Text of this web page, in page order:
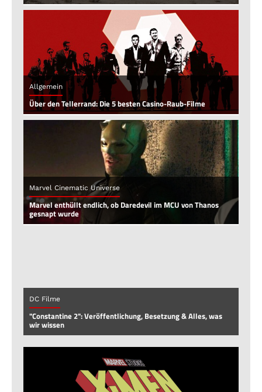
Allgemein
Über den Tellerrand: Die 5 besten Casino-Raub-Filme
Marvel Cinematic Universe
Marvel enthüllt endlich, ob Daredevil im MCU von Thanos
gesnapt wurde
DC Filme
"Constantine 2": Veröffentlichung, Besetzung & Alles, was
wir wissen